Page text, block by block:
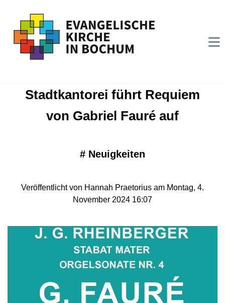
Stadtkantorei führt Requiem
von Gabriel Fauré auf
# Neuigkeiten
Veröffentlicht von Hannah Praetorius am Montag, 4.
November 2024 16:07